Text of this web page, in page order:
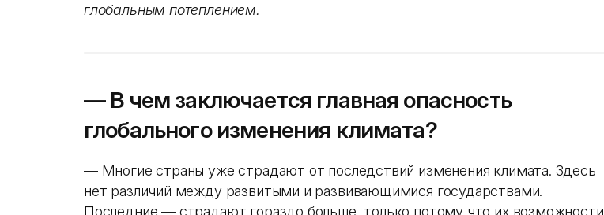
глобальным потеплением.
— В чем заключается главная опасность
глобального изменения климата?
— Многие страны уже страдают от последствий изменения климата. Здесь
нет различий между развитыми и развивающимися государствами.
Последние — страдают гораздо больше, только потому что их возможности